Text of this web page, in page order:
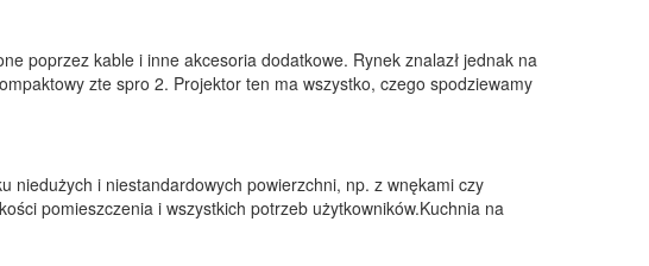
poprzez kable i inne akcesoria dodatkowe. Rynek znalazł jednak na
zte spro 2. Projektor ten ma wszystko, czego spodziewamy
niedużych i niestandardowych powierzchni, np. z wnękami czy
pomieszczenia i wszystkich potrzeb użytkowników.Kuchnia na